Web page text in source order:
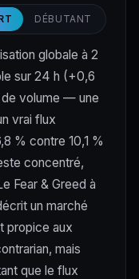
DÉBUTANT
globale à 2
sur 24 h (+0,6
de volume — une
vrai flux
% contre 10,1 %
concentré,
Fear & Greed à
un marché
propice aux
mais
que le flux